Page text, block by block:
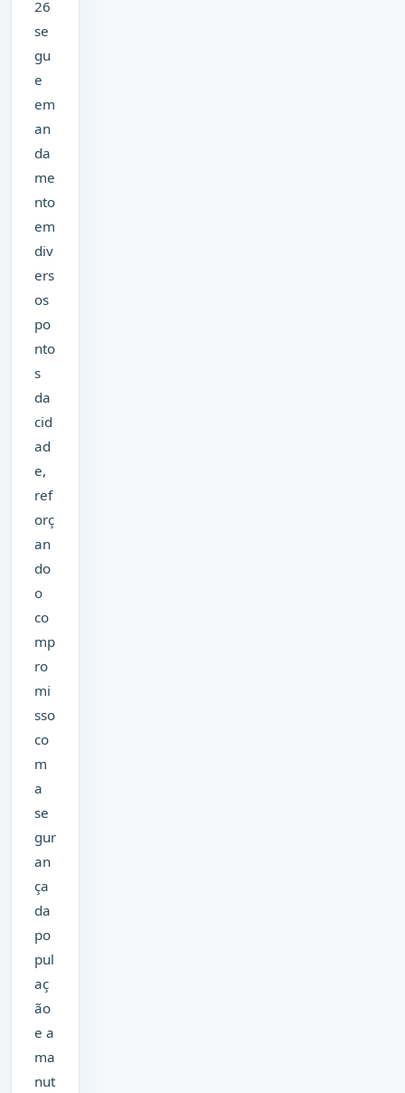
26
se
gu
e
em
an
da
me
nto
em
div
ers
os
po
nto
s
da
cid
ad
e,
ref
orç
an
do
o
co
mp
ro
mi
sso
co
m
a
se
gur
an
ça
da
po
pul
aç
ão
e a
ma
nut